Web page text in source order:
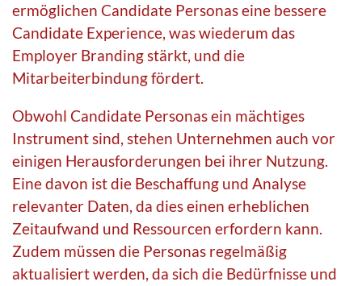
ermöglichen Candidate Personas eine bessere
Candidate Experience, was wiederum das
Employer Branding stärkt, und die
Mitarbeiterbindung fördert.
Obwohl Candidate Personas ein mächtiges
Instrument sind, stehen Unternehmen auch vor
einigen Herausforderungen bei ihrer Nutzung.
Eine davon ist die Beschaffung und Analyse
relevanter Daten, da dies einen erheblichen
Zeitaufwand und Ressourcen erfordern kann.
Zudem müssen die Personas regelmäßig
aktualisiert werden, da sich die Bedürfnisse und